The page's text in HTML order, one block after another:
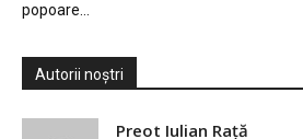
popoare…
Autorii noștri
Preot Iulian Raţă